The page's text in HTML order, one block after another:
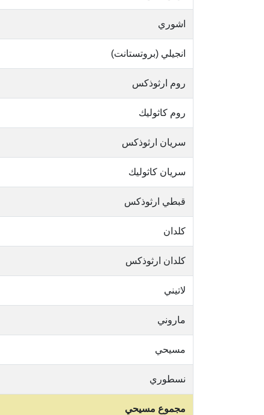
اشوري
انجيلي (بروتستانت)
روم ارثوذكس
روم كاثوليك
سريان ارثوذكس
سريان كاثوليك
قبطي ارثوذكس
كلدان
كلدان ارثوذكس
لاتيني
ماروني
مسيحي
نسطوري
مجموع مسيحي